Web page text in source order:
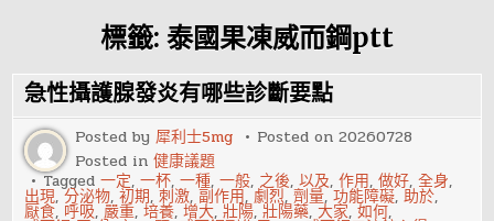
標籤: 泰國果凍威而鋼ptt
急性攝護腺發炎有哪些診斷要點
Posted by犀利士5mg Posted on20260728
Posted in健康議題
Tagged一定,一杯,一種,一般, 之後,以及,作用,做好,全身,
出現,分泌物,初期,刺激,副作用,劇烈,劑量,功能障礙,助於,
厭食, 呼吸,嚴重,培養,增大,壯陽,壯陽藥,大家,如何,